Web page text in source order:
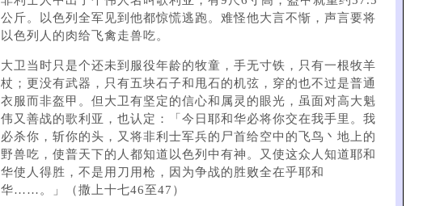
公斤。以色列全军见到他都惊慌逃跑。难怪他大言不惭，声言要将
以色列人的肉给飞禽走兽吃。
大卫当时只是个还未到服役年龄的牧童，手无寸铁，只有一根牧羊
杖；更没有武器，只有五块石子和甩石的机弦，穿的也不过是普通
衣服而非盔甲。但大卫有坚定的信心和属灵的眼光，虽面对高大魁
伟又善战的歌利亚，也认定：「今日耶和华必将你交在我手里。我
必杀你，斩你的头，又将非利士军兵的尸首给空中的飞鸟丶地上的
野兽吃，使普天下的人都知道以色列中有神。又使这众人知道耶和
华使人得胜，不是用刀用枪，因为争战的胜败全在乎耶和
华……。」（撒上十七46至47）